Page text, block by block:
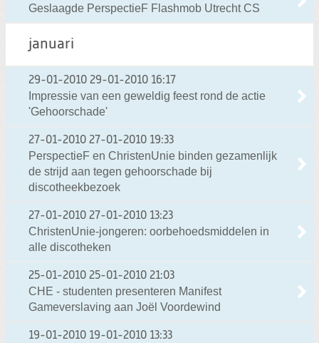
Geslaagde PerspectieF Flashmob Utrecht CS
januari
29-01-2010 29-01-2010 16:17
Impressie van een geweldig feest rond de actie
'Gehoorschade'
27-01-2010 27-01-2010 19:33
PerspectieF en ChristenUnie binden gezamenlijk
de strijd aan tegen gehoorschade bij
discotheekbezoek
27-01-2010 27-01-2010 13:23
ChristenUnie-jongeren: oorbehoedsmiddelen in
alle discotheken
25-01-2010 25-01-2010 21:03
CHE - studenten presenteren Manifest
Gameverslaving aan Joël Voordewind
19-01-2010 19-01-2010 13:33